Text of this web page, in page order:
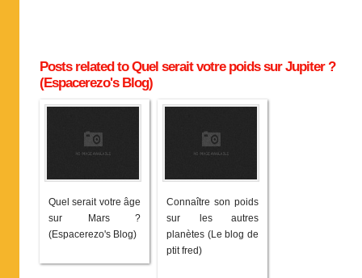
Posts related to Quel serait votre poids sur Jupiter ?
(Espacerezo's Blog)
Quel serait votre âge
sur Mars ?
(Espacerezo's Blog)
Connaître son poids
sur les autres
planètes (Le blog de
ptit fred)